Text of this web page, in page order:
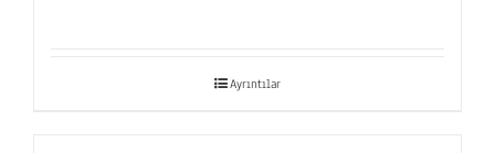
Ayrıntılar